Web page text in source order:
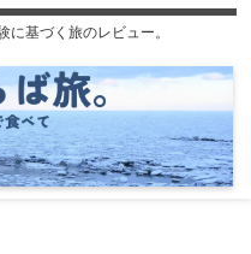
基づく旅のレビュー。